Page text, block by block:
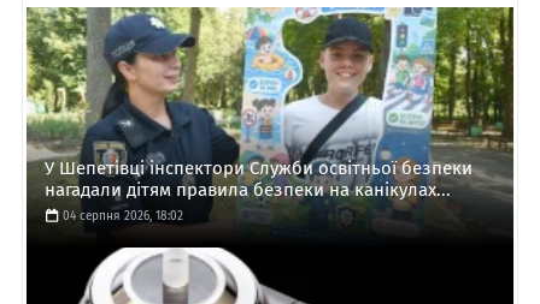
У Шепетівці інспектори Служби освітньої безпеки
нагадали дітям правила безпеки на канікулах...
04 серпня 2026, 18:02